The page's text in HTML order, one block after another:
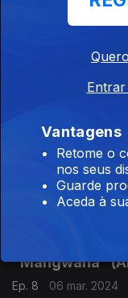
21 mar. 2024
rádios mundiais.
Hernani da Silva,
Ismael, Denny OG,
14 mar. 2024
Grandes músicas da
Chemane, G2, Dj
"Mangwana"
Ep. 8
06 mar. 2024
Vantagens
Retome o
nos seus
Guarde
Aceda à